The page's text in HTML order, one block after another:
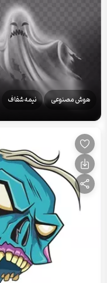
هوش مصنوعی نیمه‌شفاف